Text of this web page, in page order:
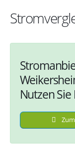
Nutzen